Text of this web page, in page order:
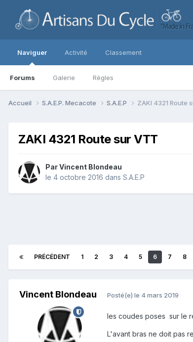
Naviguer
Forums Galerie Règles
Activité Classement
Accueil S.A.E.P. Mecacote S.A.E.P ZAKI 4321 Route
ZAKI 4321 Route sur VTT
ParVincent Blondeau
le 4 octobre 2016 dans S.A.E.P
PRÉCÉDENT 1 2 3 4 5 6 7 8
Vincent Blondeau Posté(e) le 4 mars 2019
les coudes poses sur le
L'avant bras ne doit pas